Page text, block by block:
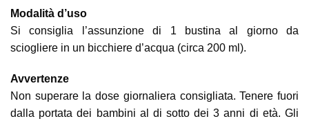
Modalità d’uso
Si consiglia l’assunzione di 1 bustina al giorno da
sciogliere in un bicchiere d’acqua (circa 200 ml).
Avvertenze
Non superare la dose giornaliera consigliata. Tenere fuori
dalla portata dei bambini al di sotto dei 3 anni di età. Gli